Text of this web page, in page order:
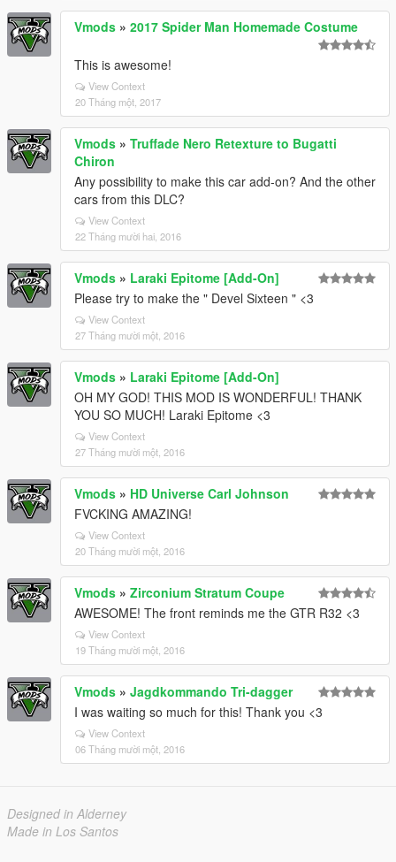
Vmods » 2017 Spider Man Homemade Costume
This is awesome!
View Context
20 Tháng một, 2017
Vmods » Truffade Nero Retexture to Bugatti
Chiron
Any possibility to make this car add-on? And the other
cars from this DLC?
View Context
22 Tháng mười hai, 2016
Vmods » Laraki Epitome [Add-On]
Please try to make the " Devel Sixteen " <3
View Context
27 Tháng mười một, 2016
Vmods » Laraki Epitome [Add-On]
OH MY GOD! THIS MOD IS WONDERFUL! THANK
YOU SO MUCH! Laraki Epitome <3
View Context
27 Tháng mười một, 2016
Vmods » HD Universe Carl Johnson
FVCKING AMAZING!
View Context
20 Tháng mười một, 2016
Vmods » Zirconium Stratum Coupe
AWESOME! The front reminds me the GTR R32 <3
View Context
19 Tháng mười một, 2016
Vmods » Jagdkommando Tri-dagger
I was waiting so much for this! Thank you <3
View Context
06 Tháng mười một, 2016
Designed in Alderney
Made in Los Santos